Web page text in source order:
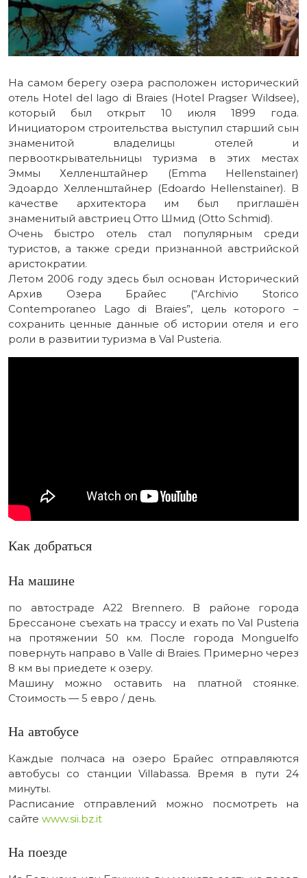
На самом берегу озера расположен исторический
отель Hotel del lago di Braies (Hotel Pragser Wildsee),
который был открыт 10 июля 1899 года.
Инициатором строительства выступил старший сын
знаменитой владелицы отелей и
первооткрывательницы туризма в этих местах
Эммы Хелленштайнер (Emma Hellenstainer)
Эдоардо Хелленштайнер (Edoardo Hellenstainer). В
качестве архитектора им был приглашён
знаменитый австриец Отто Шмид (Otto Schmid).
Очень быстро отель стал популярным среди
туристов, а также среди признанной австрийской
аристократии.
Летом 2006 году здесь был основан Исторический
Архив Озера Брайес (“Archivio Storico
Contemporaneo Lago di Braies”, цель которого –
сохранить ценные данные об истории отеля и его
роли в развитии туризма в Val Pusteria.
Как добраться
На машине
по автостраде A22 Brennero. В районе города
Брессаноне съехать на трассу и ехать по Val Pusteria
на протяжении 50 км. После города Monguelfo
повернуть направо в Valle di Braies. Примерно через
8 км вы приедете к озеру.
Машину можно оставить на платной стоянке.
Стоимость — 5 евро / день.
На автобусе
Каждые полчаса на озеро Брайес отправляются
автобусы со станции Villabassa. Время в пути 24
минуты.
Расписание отправлений можно посмотреть на
сайте www.sii.bz.it
На поезде